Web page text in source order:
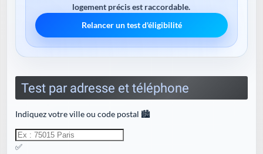
logement précis est raccordable.
Relancer un test d'éligibilité
Test par adresse et téléphone
Indiquez votre ville ou code postal 🏙️
✅